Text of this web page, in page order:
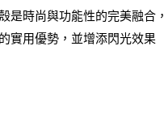
是時尚與功能性的完美融合，
實用優勢，並增添閃光效果